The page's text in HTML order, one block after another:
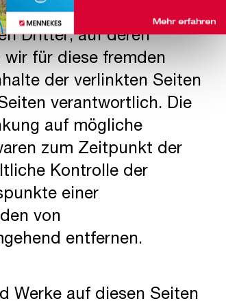
Dritter, auf deren
wir für diese fremden
der verlinkten Seiten
verantwortlich. Die
auf mögliche
zum Zeitpunkt der
Kontrolle der
einer
von
entfernen.
Werke auf diesen Seiten